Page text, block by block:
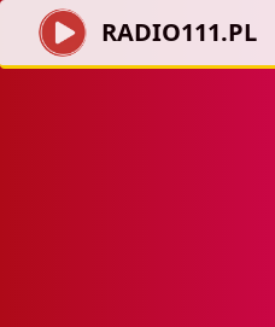
RADIO111.PL